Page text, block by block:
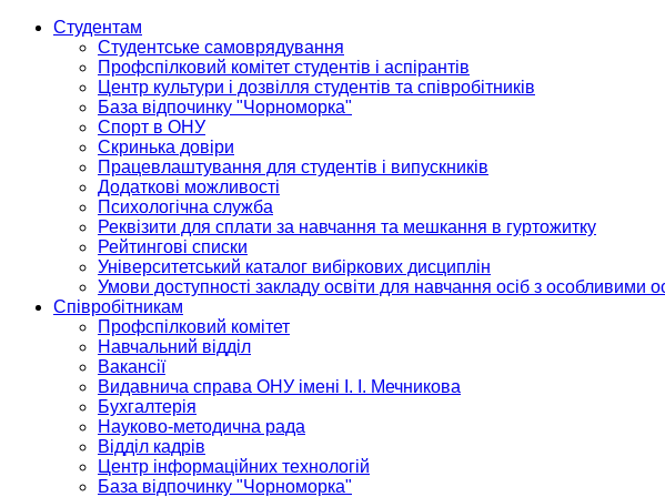
Студентам
Студентське самоврядування
Профспілковий комітет студентів і аспірантів
Центр культури і дозвілля студентів та співробітників
База відпочинку "Чорноморка"
Спорт в ОНУ
Скринька довіри
Працевлаштування для студентів і випускників
Додаткові можливості
Психологічна служба
Реквізити для сплати за навчання та мешкання в гуртожитку
Рейтингові списки
Університетський каталог вибіркових дисциплін
Умови доступності закладу освіти для навчання осіб з особливими
Співробітникам
Профспілковий комітет
Навчальний відділ
Вакансії
Видавнича справа ОНУ імені І. І. Мечникова
Бухгалтерія
Науково-методична рада
Відділ кадрів
Центр інформаційних технологій
База відпочинку "Чорноморка"